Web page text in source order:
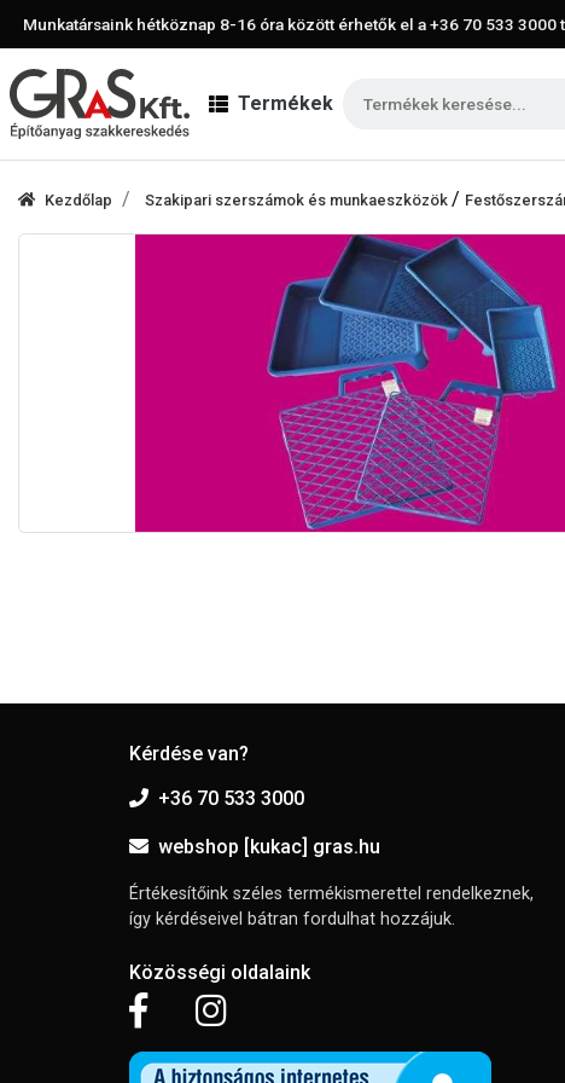
Munkatársaink hétköznap 8-16 óra között érhetők el a+36 70 533 3000
Termékek
Kezdőlap Szakipari szerszámok és munkaeszközök /
Kérdése van?
+36 70 533 3000
webshop [kukac] gras.hu
Értékesítőink széles termékismerettel rendelkeznek,
így kérdéseivel bátran fordulhat hozzájuk.
Közösségi oldalaink